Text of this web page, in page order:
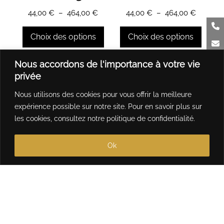
Nous accordons de l'importance à votre vie
privée
Nous utilisons des cookies pour vous offrir la meilleure
expérience possible sur notre site. Pour en savoir plus sur
les cookies, consultez notre politique de confidentialité.
Ok
page
produit
page
produit
44,00€ – 464,00€
464,00 €
Choix des options
Ce
produit
plusieurs
variations.
Les
options
44,00 € – 464,00 €Plage
44,00 €
464,00
Choix des options
Ce
plusieurs
variations.
Les
options
peuvent